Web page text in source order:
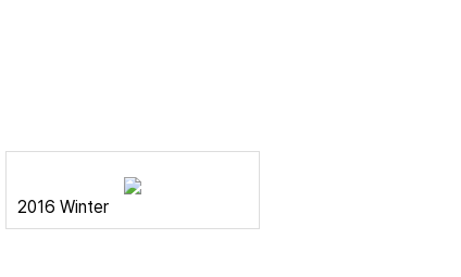
2016 Winter